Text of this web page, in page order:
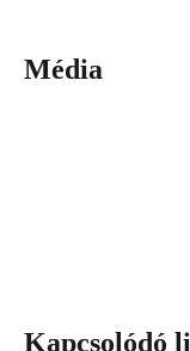
Média
Kapcsolódó